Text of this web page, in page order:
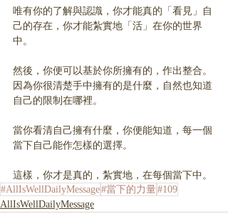
唯有你的了解與認識，你才能真的「看⾒」自
己的存在，你才能紮實地「活」在你的世界
中。
然後，你便可以基於你所擁有的，作出整合。
因為你很清楚⼿中擁有的是什麼，⾃然也知道
⾃⼰的限制在哪裡。
當你看清自己擁有什麼，你便能知道，每一個
當下自己能作怎樣的選擇。
這樣，你才是真的，紮實地，在每個當下中。
#AllIsWellDailyMessage#當下的力量#109
AllIsWellDailyMessage